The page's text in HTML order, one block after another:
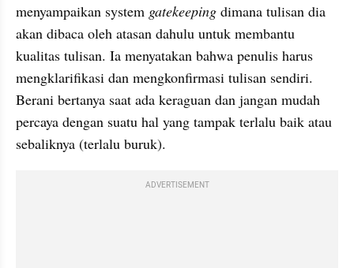
menyampaikan system gatekeeping dimana tulisan dia
akan dibaca oleh atasan dahulu untuk membantu
kualitas tulisan. Ia menyatakan bahwa penulis harus
mengklarifikasi dan mengkonfirmasi tulisan sendiri.
Berani bertanya saat ada keraguan dan jangan mudah
percaya dengan suatu hal yang tampak terlalu baik atau
sebaliknya (terlalu buruk).
ADVERTISEMENT